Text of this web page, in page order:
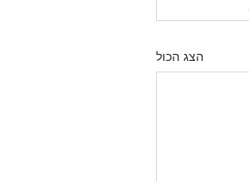
הצג הכול